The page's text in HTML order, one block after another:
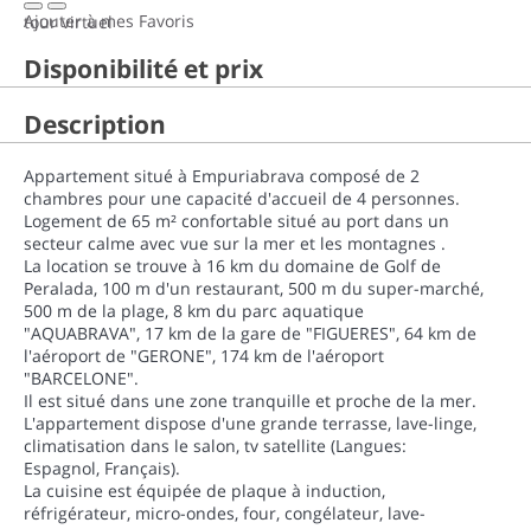
tour virtuel
Ajouter à mes Favoris
Disponibilité et prix
Description
Appartement situé à Empuriabrava composé de 2
chambres pour une capacité d'accueil de 4 personnes.
Logement de 65 m² confortable situé au port dans un
secteur calme avec vue sur la mer et les montagnes .
La location se trouve à 16 km du domaine de Golf de
Peralada, 100 m d'un restaurant, 500 m du super-marché,
500 m de la plage, 8 km du parc aquatique
"AQUABRAVA", 17 km de la gare de "FIGUERES", 64 km de
l'aéroport de "GERONE", 174 km de l'aéroport
"BARCELONE".
Il est situé dans une zone tranquille et proche de la mer.
L'appartement dispose d'une grande terrasse, lave-linge,
climatisation dans le salon, tv satellite (Langues:
Espagnol, Français).
La cuisine est équipée de plaque à induction,
réfrigérateur, micro-ondes, four, congélateur, lave-